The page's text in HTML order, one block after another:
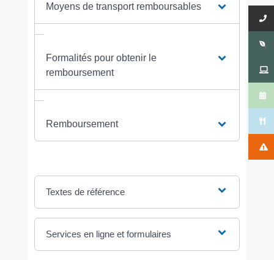
Moyens de transport remboursables
Formalités pour obtenir le
remboursement
Remboursement
Textes de référence
Services en ligne et formulaires